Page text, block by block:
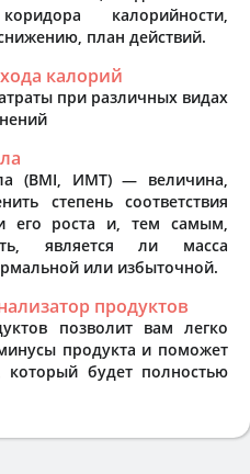
калорийности,
план действий.
калорий
при различных видах
(BMI, ИМТ) — величина,
степень соответствия
его роста и, тем самым,
является ли масса
или избыточной.
продуктов
позволит вам легко
продукта и поможет
который будет полностью